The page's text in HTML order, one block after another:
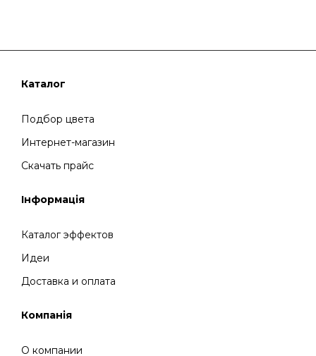
Каталог
Подбор цвета
Интернет-магазин
Скачать прайс
Інформація
Каталог эффектов
Идеи
Доставка и оплата
Компанія
О компании